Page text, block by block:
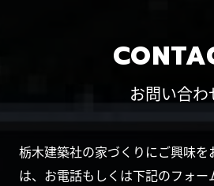
お問い合わ
栃木建築社の家づくりにご興味
は、お電話もしくは下記のフォ